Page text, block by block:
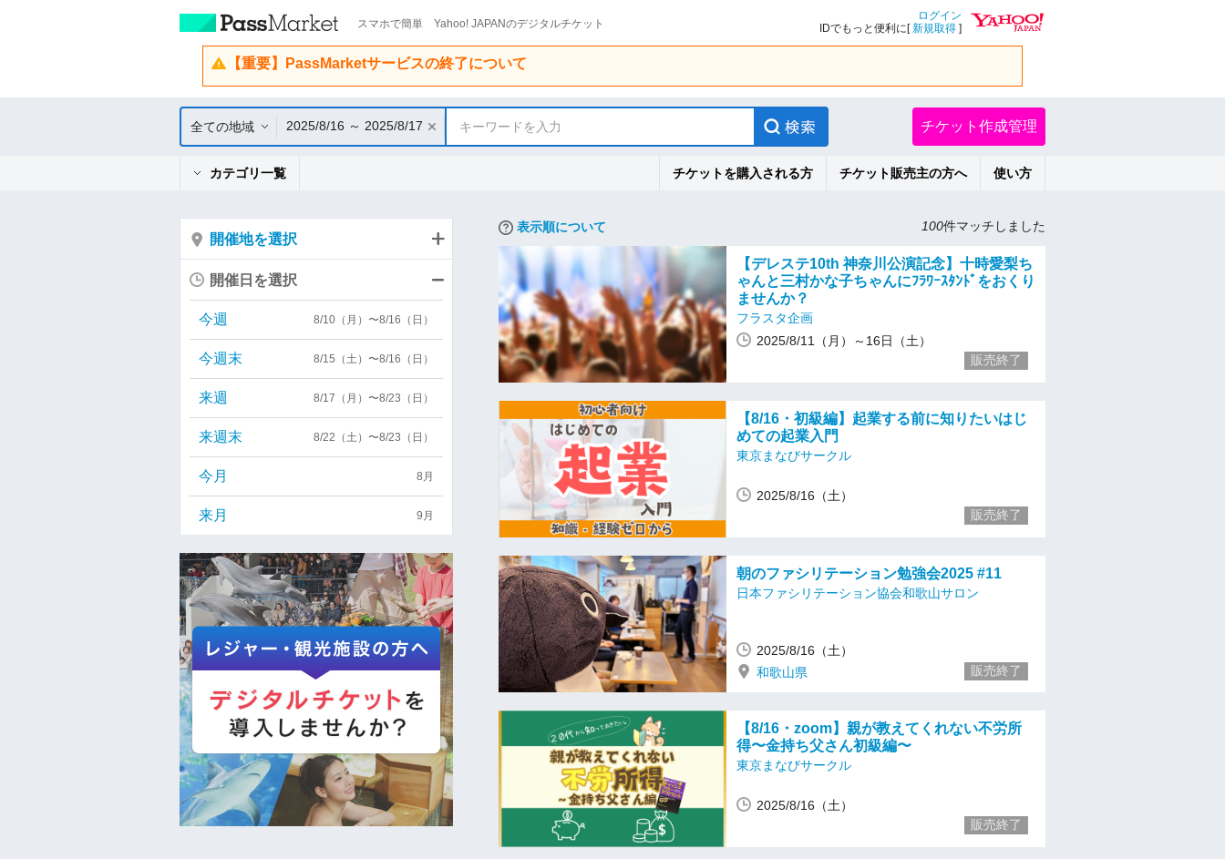
スマホで簡単 Yahoo! JAPANのデジタルチケット
ログイン
IDでもっと便利に[新規取得 ]
【重要】PassMarketサービスの終了について
全ての地域 2025/8/16 ～ 2025/8/17 キーワードを入力 チケット作成管理
カテゴリ一覧 チケットを購入される方 チケット販売主の方へ 使い方
表示順について 100件マッチしました
【デレステ10th 神奈川公演記念】十時愛梨ち
ゃんと三村かな子ちゃんにﾌﾗﾜｰｽﾀﾝﾄﾞをおくり
ませんか？
フラスタ企画
2025/8/11（月）～16日（土）
販売終了
【8/16・初級編】起業する前に知りたいはじ
めての起業入門
東京まなびサークル
2025/8/16（土）
販売終了
朝のファシリテーション勉強会2025 #11
日本ファシリテーション協会和歌山サロン
2025/8/16（土）
和歌山県
販売終了
【8/16・zoom】親が教えてくれない不労所
得〜金持ち父さん初級編〜
東京まなびサークル
2025/8/16（土）
販売終了
開催地を選択
開催日を選択
今週 8/10（月）〜8/16（日）
今週末 8/15（土）〜8/16（日）
来週 8/17（月）〜8/23（日）
来週末 8/22（土）〜8/23（日）
今月 8月
来月 9月